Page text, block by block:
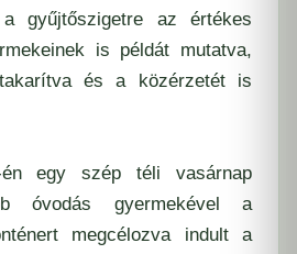
gyűjtőszigetre az értékes
is példát mutatva,
és a közérzetét is
egy szép téli vasárnap
óvodás gyermekével a
megcélozva indult a